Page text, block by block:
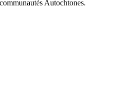
communautés Autochtones.